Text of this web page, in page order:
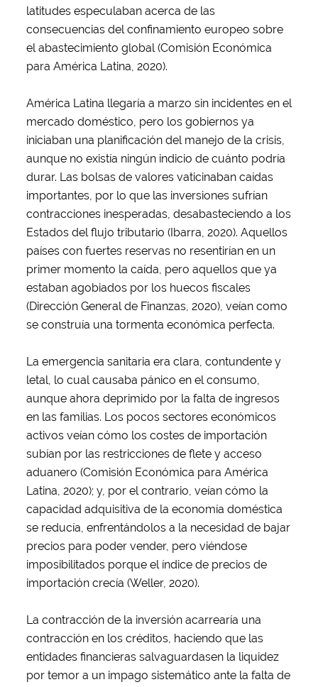
latitudes especulaban acerca de las
consecuencias del confinamiento europeo sobre
el abastecimiento global (Comisión Económica
para América Latina, 2020).
América Latina llegaría a marzo sin incidentes en el
mercado doméstico, pero los gobiernos ya
iniciaban una planificación del manejo de la crisis,
aunque no existía ningún indicio de cuánto podría
durar. Las bolsas de valores vaticinaban caídas
importantes, por lo que las inversiones sufrían
contracciones inesperadas, desabasteciendo a los
Estados del flujo tributario (Ibarra, 2020). Aquellos
países con fuertes reservas no resentirían en un
primer momento la caída, pero aquellos que ya
estaban agobiados por los huecos fiscales
(Dirección General de Finanzas, 2020), veían como
se construía una tormenta económica perfecta.
La emergencia sanitaria era clara, contundente y
letal, lo cual causaba pánico en el consumo,
aunque ahora deprimido por la falta de ingresos
en las familias. Los pocos sectores económicos
activos veían cómo los costes de importación
subían por las restricciones de flete y acceso
aduanero (Comisión Económica para América
Latina, 2020); y, por el contrario, veían cómo la
capacidad adquisitiva de la economía doméstica
se reducía, enfrentándolos a la necesidad de bajar
precios para poder vender, pero viéndose
imposibilitados porque el índice de precios de
importación crecía (Weller, 2020).
La contracción de la inversión acarrearía una
contracción en los créditos, haciendo que las
entidades financieras salvaguardasen la liquidez
por temor a un impago sistemático ante la falta de